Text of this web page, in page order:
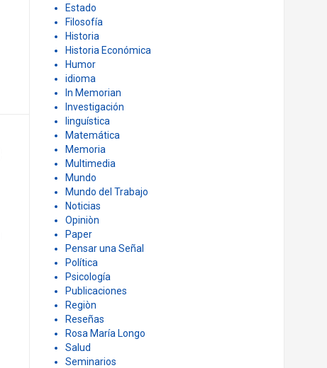
Estado
Filosofía
Historia
Historia Económica
Humor
idioma
In Memorian
Investigación
linguística
Matemática
Memoria
Multimedia
Mundo
Mundo del Trabajo
Noticias
Opiniòn
Paper
Pensar una Señal
Política
Psicología
Publicaciones
Regiòn
Reseñas
Rosa María Longo
Salud
Seminarios